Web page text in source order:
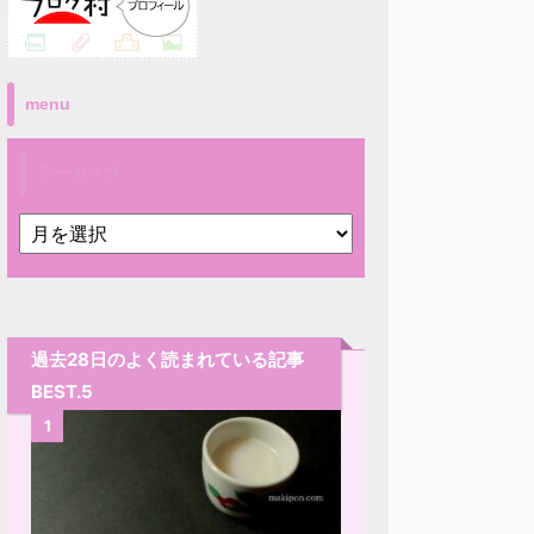
menu
過去28日のよく読まれている記事
BEST.5
1